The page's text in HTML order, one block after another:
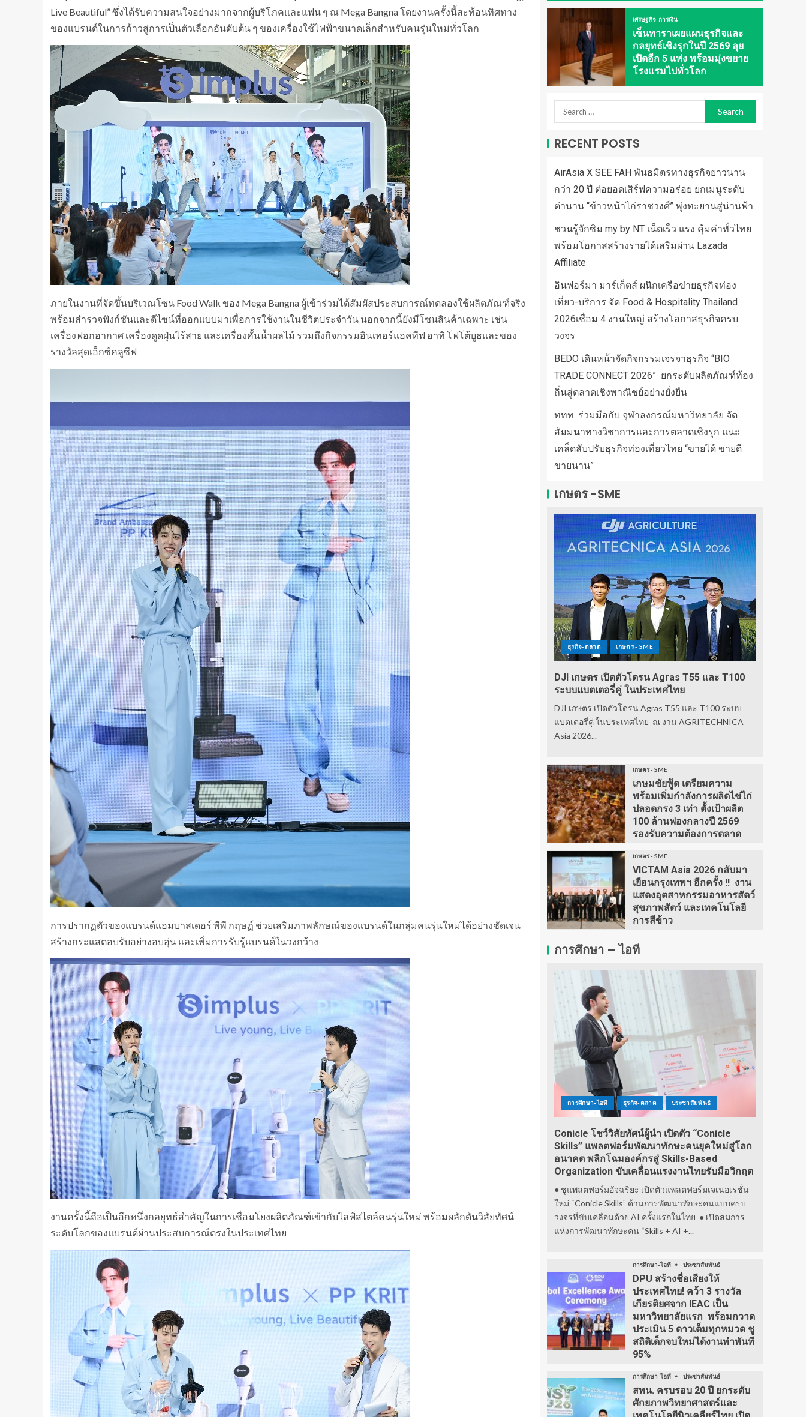
Live Beautiful” ซึ่งได้รับความสนใจอย่างมากจากผู้บริโภคและแฟน ๆ ณ Mega Bangna โดยงานครั้งนี้สะท้อนทิศทาง
ของแบรนด์ในการก้าวสู่การเป็นตัวเลือกอันดับต้น ๆ ของเครื่องใช้ไฟฟ้าขนาดเล็กสำหรับคนรุ่นใหม่ทั่วโลก
ภายในงานที่จัดขึ้นบริเวณโซน Food Walk ของ Mega Bangna ผู้เข้าร่วมได้สัมผัสประสบการณ์ทดลองใช้ผลิตภัณฑ์จริง
พร้อมสำรวจฟังก์ชันและดีไซน์ที่ออกแบบมาเพื่อการใช้งานในชีวิตประจำวัน นอกจากนี้ยังมีโซนสินค้าเฉพาะ เช่น
เครื่องฟอกอากาศ เครื่องดูดฝุ่นไร้สาย และเครื่องคั้นน้ำผลไม้ รวมถึงกิจกรรมอินเทอร์แอคทีฟ อาทิ โฟโต้บูธและของ
รางวัลสุดเอ็กซ์คลูซีฟ
การปรากฏตัวของแบรนด์แอมบาสเดอร์ พีพี กฤษฏ์ ช่วยเสริมภาพลักษณ์ของแบรนด์ในกลุ่มคนรุ่นใหม่ได้อย่างชัดเจน
สร้างกระแสตอบรับอย่างอบอุ่น และเพิ่มการรับรู้แบรนด์ในวงกว้าง
งานครั้งนี้ถือเป็นอีกหนึ่งกลยุทธ์สำคัญในการเชื่อมโยงผลิตภัณฑ์เข้ากับไลฟ์สไตล์คนรุ่นใหม่ พร้อมผลักดันวิสัยทัศน์
ระดับโลกของแบรนด์ผ่านประสบการณ์ตรงในประเทศไทย
เศรษฐกิจ-การเงิน
เซ็นทาราเผยแผนธุรกิจและ
กลยุทธ์เชิงรุกในปี 2569 ลุย
เปิดอีก 5 แห่ง พร้อมมุ่งขยาย
โรงแรมไปทั่วโลก
RECENT POSTS
AirAsia X SEE FAH พันธมิตรทางธุรกิจยาวนาน
กว่า 20 ปี ต่อยอดเสิร์ฟความอร่อย ยกเมนูระดับ
ตำนาน “ข้าวหน้าไก่ราชวงศ์” พุ่งทะยานสู่น่านฟ้า
ชวนรู้จักซิม my by NT เน็ตเร็ว แรง คุ้มค่าทั่วไทย
พร้อมโอกาสสร้างรายได้เสริมผ่าน Lazada
Affiliate
อินฟอร์มา มาร์เก็ตส์ ผนึกเครือข่ายธุรกิจท่อง
เที่ยว-บริการ จัด Food & Hospitality Thailand
2026เชื่อม 4 งานใหญ่ สร้างโอกาสธุรกิจครบ
วงจร
BEDO เดินหน้าจัดกิจกรรมเจรจาธุรกิจ “BIO
TRADE CONNECT 2026” ยกระดับผลิตภัณฑ์ท้อง
ถิ่นสู่ตลาดเชิงพาณิชย์อย่างยั่งยืน
ททท. ร่วมมือกับ จุฬาลงกรณ์มหาวิทยาลัย จัด
สัมมนาทางวิชาการและการตลาดเชิงรุก แนะ
เคล็ดลับปรับธุรกิจท่องเที่ยวไทย “ขายได้ ขายดี
ขายนาน”
เกษตร -SME
ธุรกิจ-ตลาด เกษตร - SME
DJI เกษตร เปิดตัวโดรน Agras T55 และ T100
ระบบแบตเตอรี่คู่ ในประเทศไทย
DJI เกษตร เปิดตัวโดรน Agras T55 และ T100 ระบบ
แบตเตอรี่คู่ ในประเทศไทย ณ งาน AGRITECHNICA
Asia 2026...
เกษตร - SME
เกษมชัยฟู้ด เตรียมความ
พร้อมเพิ่มกำลังการผลิตไข่ไก่
ปลอดกรง 3 เท่า ตั้งเป้าผลิต
100 ล้านฟองกลางปี 2569
รองรับความต้องการตลาด
เกษตร - SME
VICTAM Asia 2026 กลับมา
เยือนกรุงเทพฯ อีกครั้ง !! งาน
แสดงอุตสาหกรรมอาหารสัตว์
สุขภาพสัตว์ และเทคโนโลยี
การสีข้าว
การศึกษา – ไอที
การศึกษา-ไอที ธุรกิจ-ตลาด ประชาสัมพันธ์
Conicle โชว์วิสัยทัศน์ผู้นำ เปิดตัว “Conicle
Skills” แพลตฟอร์มพัฒนาทักษะคนยุคใหม่สู่โลก
อนาคต พลิกโฉมองค์กรสู่ Skills-Based
Organization ขับเคลื่อนแรงงานไทยรับมือวิกฤต
● ชูแพลตฟอร์มอัจฉริยะ เปิดตัวแพลตฟอร์มเจเนอเรชั่น
ใหม่ “Conicle Skills” ด้านการพัฒนาทักษะคนแบบครบ
วงจรที่ขับเคลื่อนด้วย AI ครั้งแรกในไทย ● เปิดสมการ
แห่งการพัฒนาทักษะคน “Skills + AI +...
การศึกษา-ไอที ประชาสัมพันธ์
DPU สร้างชื่อเสียงให้
ประเทศไทย! คว้า 3 รางวัล
เกียรติยศจาก IEAC เป็น
มหาวิทยาลัยแรก พร้อมกวาด
ประเมิน 5 ดาวเต็มทุกหมวด ชู
สถิติเด็กจบใหม่ได้งานทำทันที
95%
การศึกษา-ไอที ประชาสัมพันธ์
สทน. ครบรอบ 20 ปี ยกระดับ
ศักยภาพวิทยาศาสตร์และ